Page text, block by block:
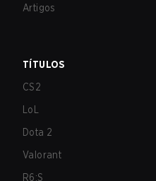
Artigos
TÍTULOS
CS2
LoL
Dota 2
Valorant
R6:S